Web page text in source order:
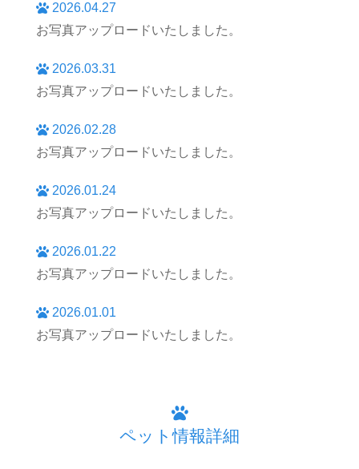
2026.04.27
お写真アップロードいたしました。
2026.03.31
お写真アップロードいたしました。
2026.02.28
お写真アップロードいたしました。
2026.01.24
お写真アップロードいたしました。
2026.01.22
お写真アップロードいたしました。
2026.01.01
お写真アップロードいたしました。
ペット情報詳細